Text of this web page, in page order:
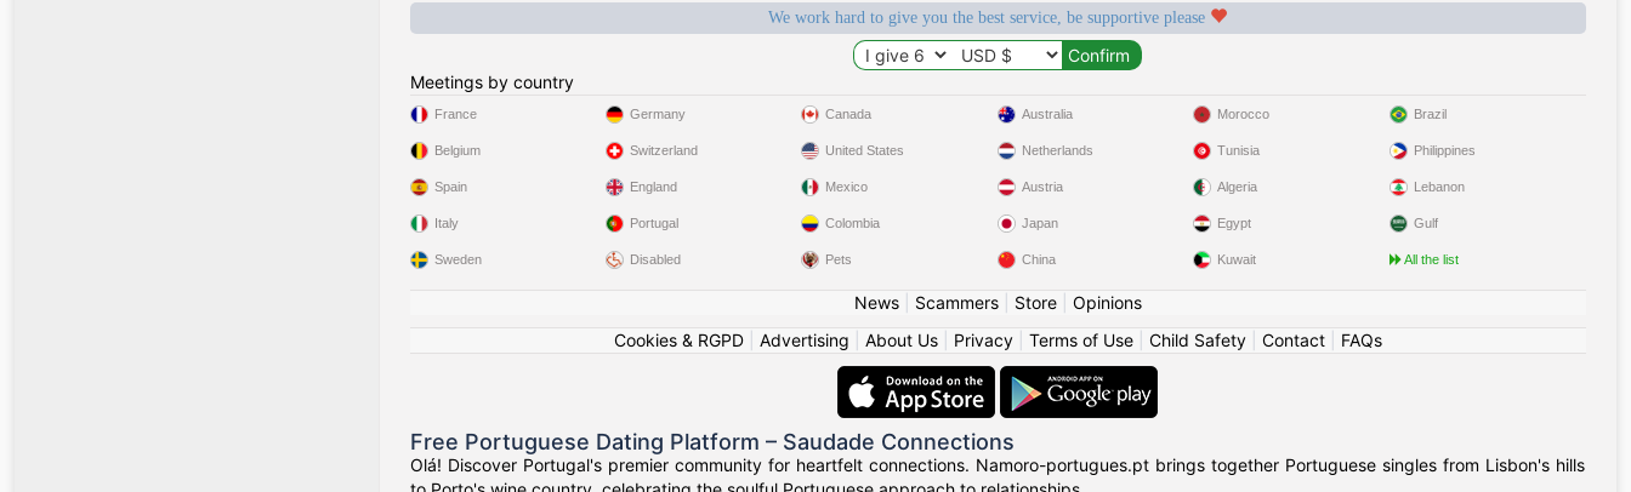
We work hard to give you the best service, be supportive please
Meetings by country
France
Belgium
Spain
Italy
Sweden
Germany
Switzerland
England
Portugal
Disabled
Canada
United States
Mexico
Colombia
Pets
Australia
Netherlands
Austria
Japan
China
Morocco
Tunisia
Algeria
Egypt
Kuwait
Brazil
Philippines
Lebanon
Gulf
All the list
News| Scammers| Store| Opinions
Cookies & RGPD| Advertising About Us| Privacy| Terms of Use| Child Safety| Contact| FAQs
Free Portuguese Dating Platform – Saudade Connections
Olá! Discover Portugal's premier community for heartfelt connections. Namoro-portugues.pt brings together Portuguese singles from Lisbon's hills